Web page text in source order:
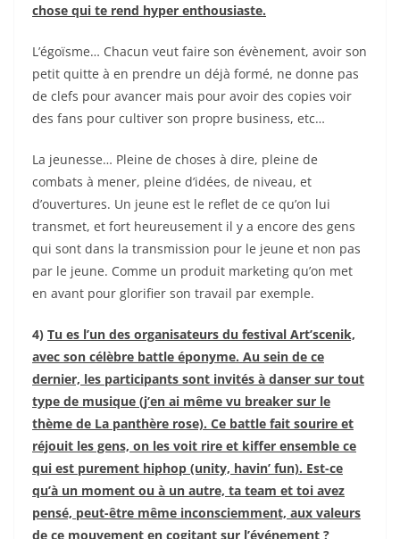
chose qui te rend hyper enthousiaste.
L’égoïsme… Chacun veut faire son évènement, avoir son
petit quitte à en prendre un déjà formé, ne donne pas
de clefs pour avancer mais pour avoir des copies voir
des fans pour cultiver son propre business, etc…
La jeunesse… Pleine de choses à dire, pleine de
combats à mener, pleine d’idées, de niveau, et
d’ouvertures. Un jeune est le reflet de ce qu’on lui
transmet, et fort heureusement il y a encore des gens
qui sont dans la transmission pour le jeune et non pas
par le jeune. Comme un produit marketing qu’on met
en avant pour glorifier son travail par exemple.
4) Tu es l’un des organisateurs du festival Art’scenik,
avec son célèbre battle éponyme. Au sein de ce
dernier, les participants sont invités à danser sur tout
type de musique (j’en ai même vu breaker sur le
thème de La panthère rose). Ce battle fait sourire et
réjouit les gens, on les voit rire et kiffer ensemble ce
qui est purement hiphop (unity, havin’ fun). Est-ce
qu’à un moment ou à un autre, ta team et toi avez
pensé, peut-être même inconsciemment, aux valeurs
de ce mouvement en cogitant sur l’événement ?